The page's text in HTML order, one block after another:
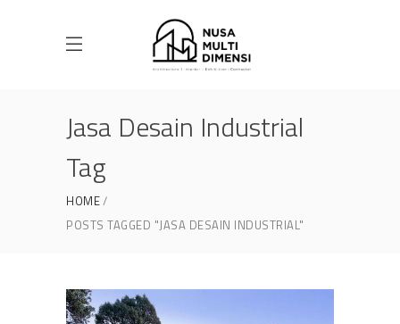
Jasa Desain Industrial
Tag
HOME
POSTS TAGGED "JASA DESAIN INDUSTRIAL"